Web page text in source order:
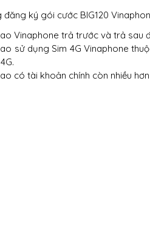
ký gói cước BIG120
Vinaphone trả trước và trả sau
sử dụng Sim 4G Vinaphone
có tài khoản chính còn nhiều